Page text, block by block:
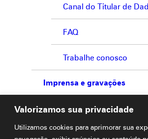
Valorizamos sua privacidade
Utilizamos cookies para aprimorar sua
Canal do Titular de
FAQ
Trabalhe conosco
Imprensa e gravações
Loja
Fale conosco